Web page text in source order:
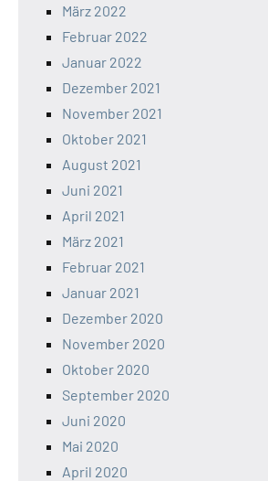
März 2022
Februar 2022
Januar 2022
Dezember 2021
November 2021
Oktober 2021
August 2021
Juni 2021
April 2021
März 2021
Februar 2021
Januar 2021
Dezember 2020
November 2020
Oktober 2020
September 2020
Juni 2020
Mai 2020
April 2020